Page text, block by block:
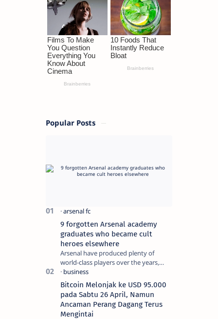
Popular Posts
9 forgotten Arsenal academy
graduates who became cult
heroes elsewhere
Arsenal have produced plenty of
world-class players over the years,
although not all of them make the
grade at the Emirates. For every Tony
Ada…
Bitcoin Melonjak ke USD 95.000
pada Sabtu 26 April, Namun
Ancaman Perang Dagang Terus
Mengintai